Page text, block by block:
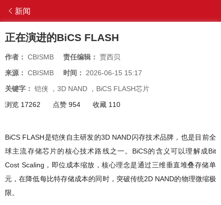
新闻
正在演进的BiCS FLASH
作者： CBISMB 责任编辑： 贾西贝
来源： CBISMB 时间： 2026-06-15 15:17
关键字： 铠侠 ， 3D NAND ， BiCS FLASH芯片
浏览 17262
点赞 954 收藏 110
BiCS FLASH是铠侠自主研发的3D NAND闪存技术品牌，也是目前全
球主流存储芯片的核心技术路线之一。BiCS的含义可以理解成Bit
Cost Scaling，即位成本缩放，核心理念是通过三维垂直堆叠存储单
元，在降低每比特存储成本的同时，突破传统2D NAND的物理微缩极
限。